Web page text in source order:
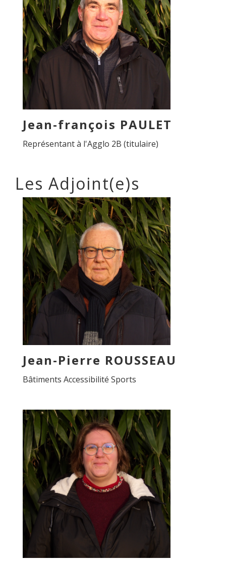
Jean-françois PAULET
Représentant à l'Agglo 2B (titulaire)
Les Adjoint(e)s
Jean-Pierre ROUSSEAU
Bâtiments Accessibilité Sports